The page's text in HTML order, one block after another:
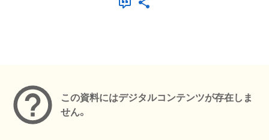
この資料にはデジタルコンテンツが存在しま
せん。